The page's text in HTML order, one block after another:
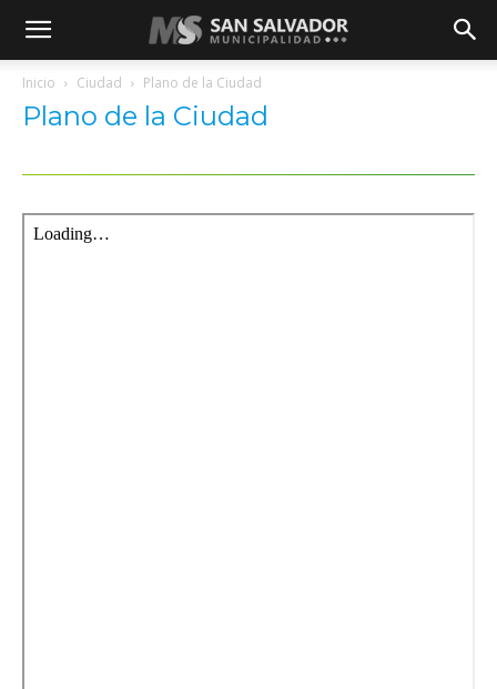
Inicio Ciudad Plano de la Ciudad
Plano de la Ciudad